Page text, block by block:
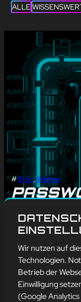
ALLE
#Blog, Weitere
mehr erfahren
Wir nutzen auf
Technologien.
Betrieb der
Einwilligung
(Google